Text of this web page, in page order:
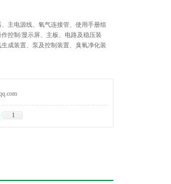
主电源线、氧气连接管、使用手册组
控制/显示屏、主板、电路及稳压装
成装置、泵及控制装置、臭氧净化装
1